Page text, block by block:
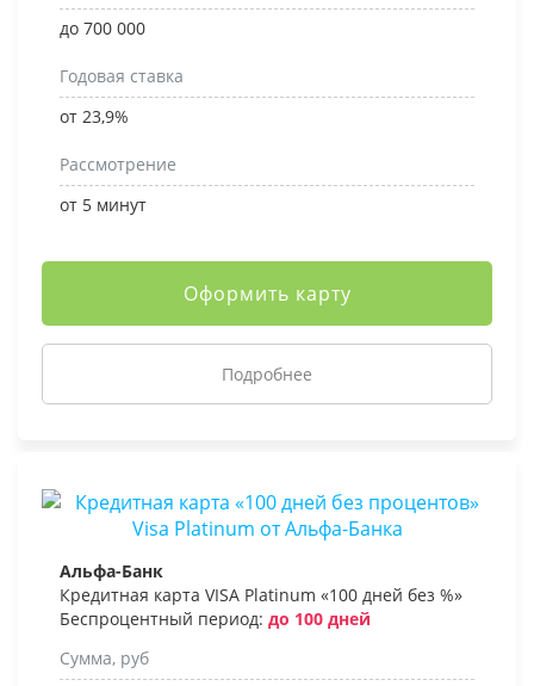
до 700 000
Годовая ставка
от 23,9%
Рассмотрение
от 5 минут
Оформить карту
Подробнее
Альфа-Банк
Кредитная карта VISA Platinum «100 дней без %»
Беспроцентный период: до 100 дней
Сумма, руб